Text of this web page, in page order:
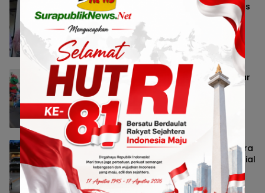
ParagonCorp Perkuat Riset Multi-Omics
untuk Hadirkan Inovasi Beauty yang
Lebih Relevan bagi Masyarakat
Indonesia
Nasional 8 Agustus 2026 13:53
BCA Gandeng PPATK Edukasi 100 Pelajar
dan Lepasliarkan 1.300 Tukik di
Banyuwangi
Jatim Raya 8 Agustus 2026 13:44
LEPAS Hadirkan Pengalaman Berkendara
Langsung dan Beragam Program Spesial
di GIIAS 2026
Nasional 8 Agustus 2026 13:40